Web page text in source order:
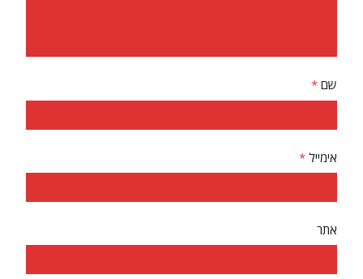
שם *
אימייל *
אתר